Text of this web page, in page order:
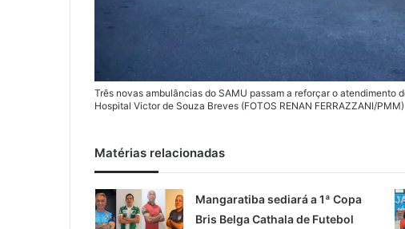
Três novas ambulâncias do SAMU passam a reforçar o
Hospital Victor de Souza Breves (FOTOS RENAN FERRAZZANI/PMM)
Matérias relacionadas
Mangaratiba sediará a 1ª Copa
Bris Belga Cathala de Futebol